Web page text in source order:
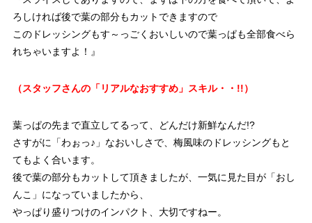
ろしければ後で葉の部分もカットできますので
このドレッシングもす～っごくおいしいので葉っぱも全部食べら
れちゃいますよ！』
（スタッフさんの「リアルなおすすめ」スキル・・!!）
葉っぱの先まで直立してるって、どんだけ新鮮なんだ!?
さすがに「わぉっ♪」なおいしさで、梅風味のドレッシングもと
てもよく合います。
後で葉の部分もカットして頂きましたが、一気に見た目が「おし
んこ」になっていましたから、
やっぱり盛りつけのインパクト、大切ですねー。